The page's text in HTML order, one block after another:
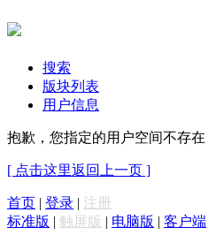
搜索
版块列表
用户信息
抱歉，您指定的用户空间不存在
[ 点击这里返回上一页 ]
首页 | 登录 | 注册
标准版 | 触屏版 | 电脑版 | 客户端